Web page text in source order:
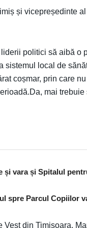
și vicepreședinte
politici să aibă o
local de
coșmar, prin care
mai trebuie
și vara și Spitalul
spre Parcul Copiilor
din Timișoara,